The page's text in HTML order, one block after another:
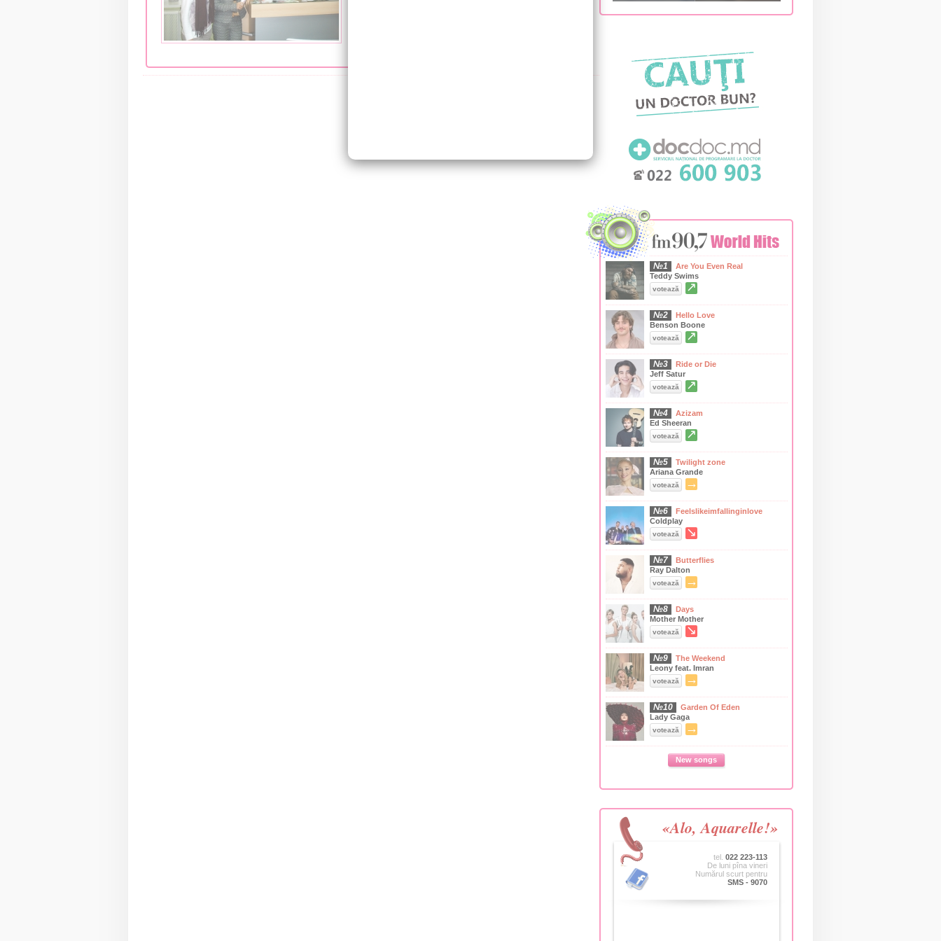
№1
Are You Even Real
Teddy Swims
votează ↗
№2
Hello Love
Benson Boone
votează ↗
№3
Ride or Die
Jeff Satur
votează ↗
№4
Azizam
Ed Sheeran
votează ↗
№5
Twilight zone
Ariana Grande
votează →
№6
Feelslikeimfallinginlove
Coldplay
votează ↘
№7
Butterflies
Ray Dalton
votează →
№8
Days
Mother Mother
votează ↘
№9
The Weekend
Leony feat. Imran
votează →
№10
Garden Of Eden
Lady Gaga
votează →
New songs
«Alo, Aquarelle!»
tel. 022 223-113
De luni pîna vineri
Numărul scurt pentru
SMS - 9070